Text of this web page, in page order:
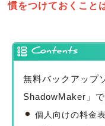
慣をつけておくこと
Contents
無料バックアップ
ShadowMaker」
個人向けの料金表